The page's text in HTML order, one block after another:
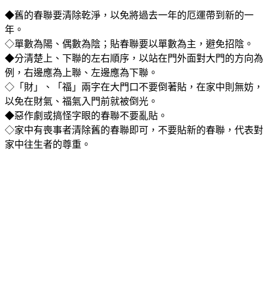
◆舊的春聯要清除乾淨，以免將過去一年的厄運帶到新的一
年。
◇單數為陽、偶數為陰；貼春聯要以單數為主，避免招陰。
◆分清楚上、下聯的左右順序，以站在門外面對大門的方向為
例，右邊應為上聯、左邊應為下聯。
◇「財」、「福」兩字在大門口不要倒著貼，在家中則無妨，
以免在財氣、福氣入門前就被倒光。
◆惡作劇或搞怪字眼的春聯不要亂貼。
◇家中有喪事者清除舊的春聯即可，不要貼新的春聯，代表對
家中往生者的尊重。